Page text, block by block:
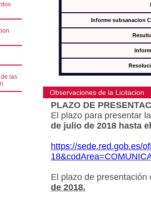
las
Informe subsanacion
Observaciones de la Licitacion
PLAZO DE
El plazo para presentar
de julio de 2018 hasta
https://sede.red.gob.es/
El plazo de
de 2018.